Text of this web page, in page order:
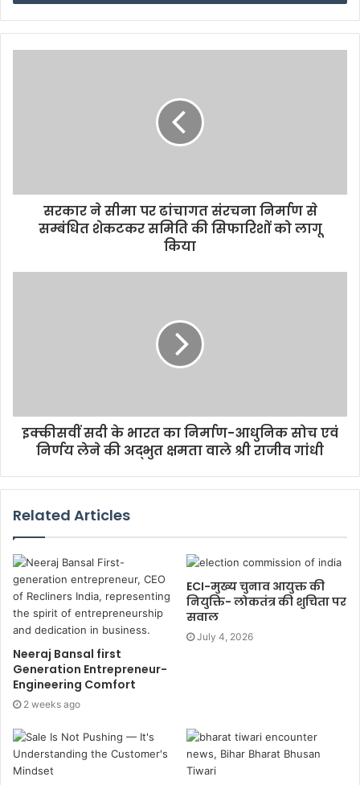
सरकार ने सीमा पर ढांचागत संरचना निर्माण से
सम्बंधित शेकटकर समिति की सिफारिशों को लागू
किया
इक्कीसवीं सदी के भारत का निर्माण-आधुनिक सोच एवं
निर्णय लेने की अद्भुत क्षमता वाले श्री राजीव गांधी
Related Articles
Neeraj Bansal first
Generation Entrepreneur-
Engineering Comfort
2 weeks ago
ECI-मुख्य चुनाव आयुक्त की
नियुक्ति- लोकतंत्र की शुचिता पर
सवाल
July 4, 2026